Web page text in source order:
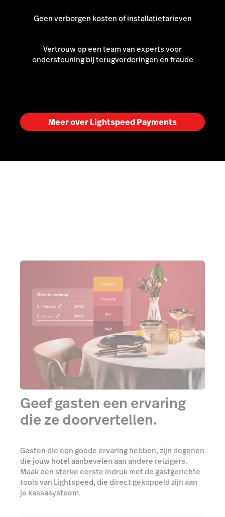
Geen verborgen kosten of installatietarieven
Vertrouw op een team van experts voor
ondersteuning bij terugvorderingen en fraude
Meer over Lightspeed Payments
Geef gasten een ervaring
die ze doorvertellen.
Gasten die een goede ervaring hebben, zijn degenen
die jouw hotel aanbevelen aan andere reizigers.
Maak een sterke eerste indruk met de gastgerichte
tools van Lightspeed, die direct gekoppeld zijn aan
je kassasysteem.